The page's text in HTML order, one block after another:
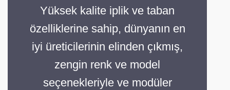
Yüksek kalite iplik ve taban
özelliklerine sahip, dünyanın en
iyi üreticilerinin elinden çıkmış,
zengin renk ve model
seçenekleriyle ve modüler